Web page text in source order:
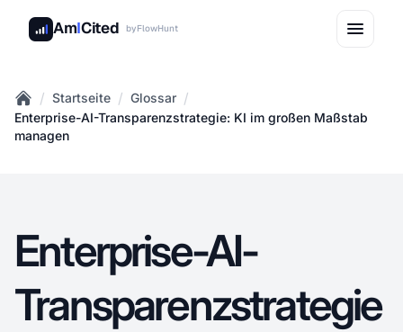
AmICited byFlowHunt
Home
/ Startseite / Glossar /
Enterprise-AI-Transparenzstrategie: KI im großen Maßstab
managen
Enterprise-AI-
Transparenzstrategie